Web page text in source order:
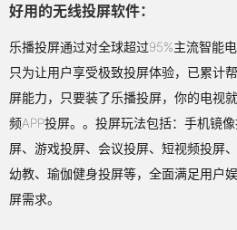
好用的无线投屏软件：
乐播投屏通过对全球超过95%主流智能
只为让用户享受极致投屏体验，已累计
屏能力，只要装了乐播投屏，你的电视
频APP投屏。。投屏玩法包括：手机镜
屏、游戏投屏、会议投屏、短视频投屏
幼教、瑜伽健身投屏等，全面满足用户
屏需求。